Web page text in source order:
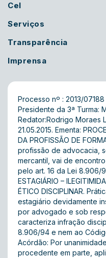
Cel
Serviços
Transparência
Imprensa
Processo nº : 2013/
Presidente da 3ª Turma:
Redator:Rodrigo Moraes
21.05.2015. Ementa:
DA PROFISSÃO DE
profissão de advocacia,
mercantil, vai de
pelo art. 16 da Lei 8.906/
ESTAGIÁRIO –
ÉTICO DISCIPLINAR.
estagiário devidamente
por advogado e sob
caracteriza infração
8.906/94 e nem ao
Acórdão: Por
procedente em parte,